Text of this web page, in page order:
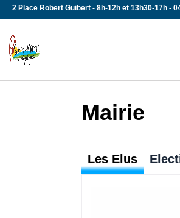
Skip
to
content
2 Place Robert Guibert - 8h-12h et 13h30-17h -
Mairie
Les Elus